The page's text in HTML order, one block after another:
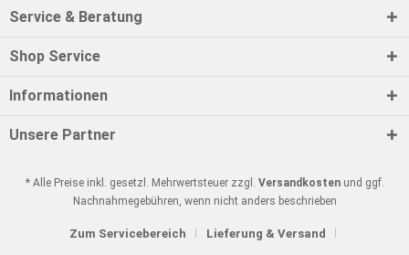
Service & Beratung
Shop Service
Informationen
Unsere Partner
* Alle Preise inkl. gesetzl. Mehrwertsteuer zzgl. Versandkostenund ggf.
Nachnahmegebühren, wenn nicht anders beschrieben
Zum Servicebereich Lieferung & Versand